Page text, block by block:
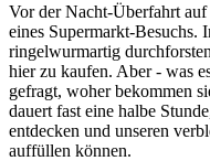
Vor der Nacht-Überfahrt
eines Supermarkt-Besuchs.
ringelwurmartig
hier zu kaufen. Aber - was
gefragt, woher bekommen
dauert fast eine halbe
entdecken und unseren
auffüllen können.